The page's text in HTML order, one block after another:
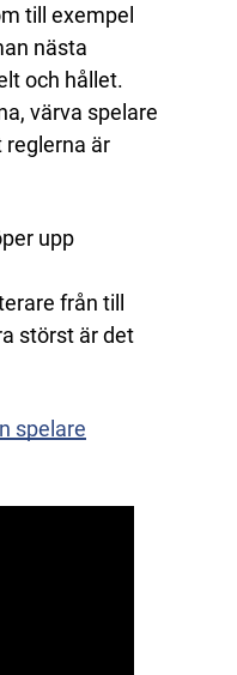
till exempel
nästa
och hållet.
värva spelare
reglerna är
upp
från till
störst är det
spelare